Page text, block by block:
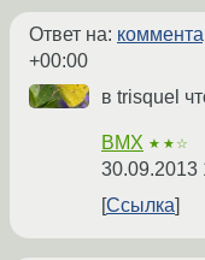
Ответ на:
+00:00
в trisquel
BMX ★★☆
30.09.2013
Ссылка